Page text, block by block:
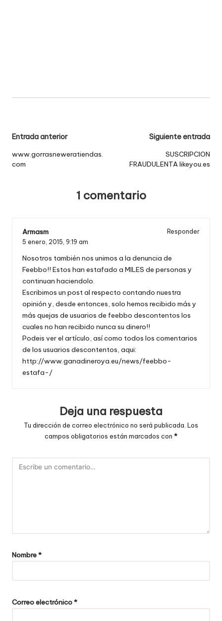
Navegación
de
entradas
Entrada anterior
www.gorrasneweratiendas.
com
Siguiente entrada
SUSCRIPCION
FRAUDULENTA likeyou.es
1 comentario
Armasm
Responder
5 enero, 2015, 9:19 am
Nosotros también nos unimos a la denuncia de
Feebbo!! Estos han estafado a MILES de personas y
continuan haciendolo.
Escribimos un post al respecto contando nuestra
opinión y, desde entonces, solo hemos recibido más y
más quejas de usuarios de feebbo descontentos los
cuales no han recibido nunca su dinero!!
Podeis ver el artículo, así como todos los comentarios
de los usuarios descontentos, aqui:
http://www.ganadineroya.eu/news/feebbo-
estafa-/
Deja una respuesta
Tu dirección de correo electrónico no será publicada. Los
campos obligatorios están marcados con *
Nombre*
Correo electrónico*